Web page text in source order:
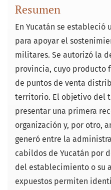
Resumen
En Yucatán se estableció
para apoyar el
militares. Se autorizó la
provincia, cuyo producto
de puntos de venta
territorio. El objetivo del
presentar una primera
organización y, por otro,
generó entre la
cabildos de Yucatán por
del establecimiento o su
expuestos permiten